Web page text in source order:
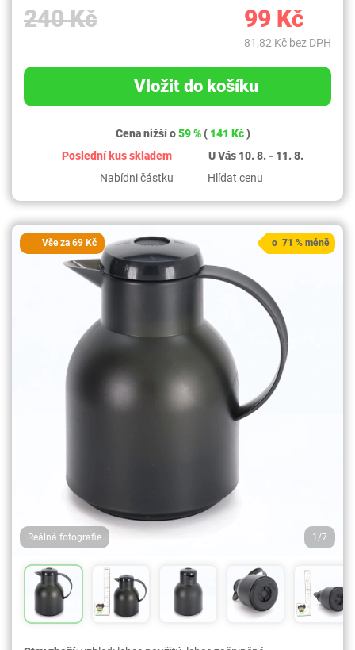
240 Kč 99 Kč
81,82 Kč bez DPH
Vložit do košíku
Cena nižší o59 %(141 Kč)
Poslední kus skladem
U Vás 10. 8. - 11. 8.
Nabídni částku
Hlídat cenu
Vše za 69 Kč
Reálná fotografie 1/7
o 71 % méně